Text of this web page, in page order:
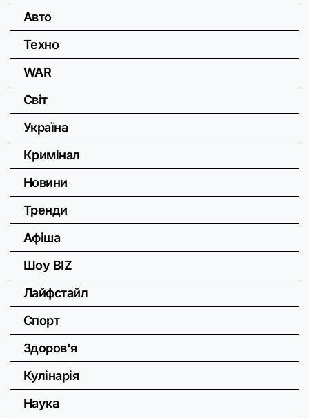
Авто
Техно
WAR
Світ
Україна
Кримінал
Новини
Тренди
Афіша
Шоу BIZ
Лайфстайл
Спорт
Здоров'я
Кулінарія
Наука